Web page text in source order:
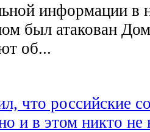
информации в
был атакован
об...
что российские
и в этом никто не